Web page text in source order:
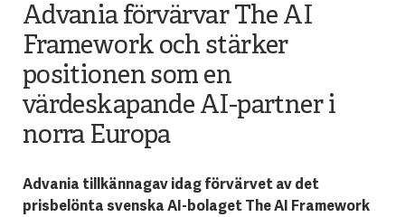
Advania förvärvar The AI
Framework och stärker
positionen som en
värdeskapande AI-partner i
norra Europa
Advania tillkännagav idag förvärvet av det
prisbelönta svenska AI-bolaget The AI Framework